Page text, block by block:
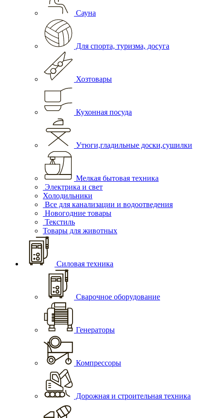
Сауна
Для спорта, туризма, досуга
Хозтовары
Кухонная посуда
Утюги,гладильные доски,сушилки
Мелкая бытовая техника
Электрика и свет
Холодильники
Все для канализации и водоотведения
Новогодние товары
Текстиль
Товары для животных
Силовая техника
Сварочное оборудование
Генераторы
Компрессоры
Дорожная и строительная техника